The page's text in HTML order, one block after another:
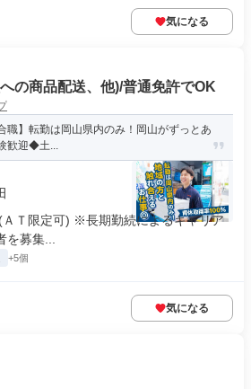
気になる
の商品配送、他)/普通免許でOK
職】転勤は岡山県内のみ！岡山がずっとあ
歓迎◆土...
Ｔ限定可) ※長期勤続によるキャリア
募集...
+5個
気になる